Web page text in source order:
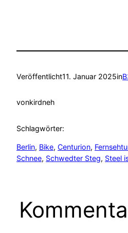
Veröffentlicht11. Januar 2025in
vonkirdneh
Schlagwörter:
Berlin, Bike, Centurion,
Schnee, Schwedter Steg, Steel